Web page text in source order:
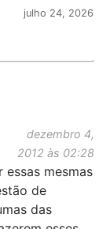
julho 24, 2026
dezembro 4,
2012 às 02:28
essas mesmas
de
das